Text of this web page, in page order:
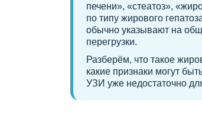
печени», «стеатоз»,
по типу жирового
обычно указывают на
перегрузки.
Разберём, что такое
какие признаки могут
УЗИ уже недостаточно